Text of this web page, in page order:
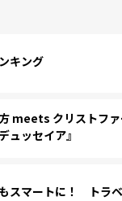
キング
meets クリストフ
ュッセイア』
スマートに！ トラ